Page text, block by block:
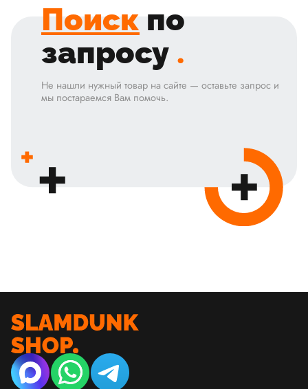
Поиск по
запросу .
Не нашли нужный товар на сайте — оставьте запрос и
мы постараемся Вам помочь.